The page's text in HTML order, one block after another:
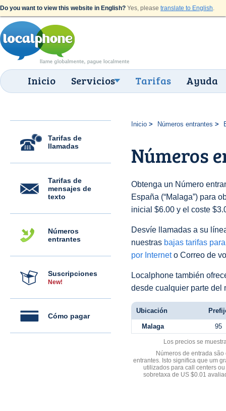
Do you want to view this website in English? Yes, please translate to English.
Inicio Servicios Tarifas Ayuda
Tarifas de
llamadas
Tarifas de
mensajes de
texto
Números
entrantes
Suscripciones
New!
Cómo pagar
Inicio Números entrantes
Números
Obtenga un Número
España (“Malaga”) para
inicial $6.00 y el coste
Desvíe llamadas a su
nuestras bajas tarifas
por Interneto Correo de
Localphone también
desde cualquier parte del
Ubicación
Malaga 95
Los precios se
Números de entrada
entrantes. Isto significa que um
utilizados para call centers
sobretaxa de US $0.01